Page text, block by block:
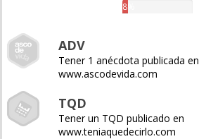
8%
ADV
Tener 1 anécdota publicada en
www.ascodevida.com
TQD
Tener un TQD publicado en
www.teniaquedecirlo.com